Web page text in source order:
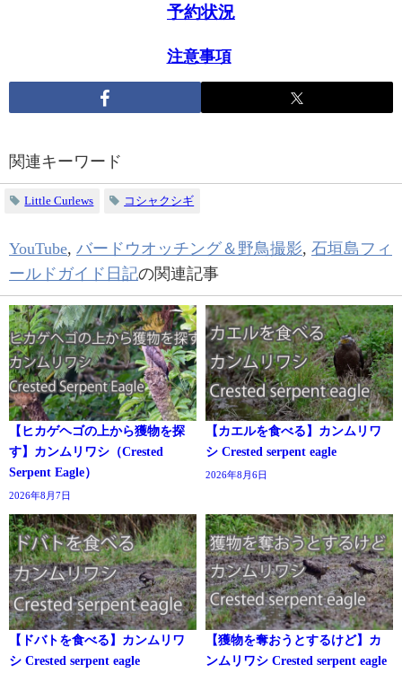
予約状況
注意事項
関連キーワード
Little Curlews コシャクシギ
YouTube, バードウオッチング＆野鳥撮影, 石垣島フィ
ールドガイド日記の関連記事
【ヒカゲヘゴの上から獲物を探
す】カンムリワシ（Crested
Serpent Eagle）
2026年8月7日
【カエルを食べる】カンムリワ
シ Crested serpent eagle
2026年8月6日
【ドバトを食べる】カンムリワ
シ Crested serpent eagle
【獲物を奪おうとするけど】カ
ンムリワシ Crested serpent eagle